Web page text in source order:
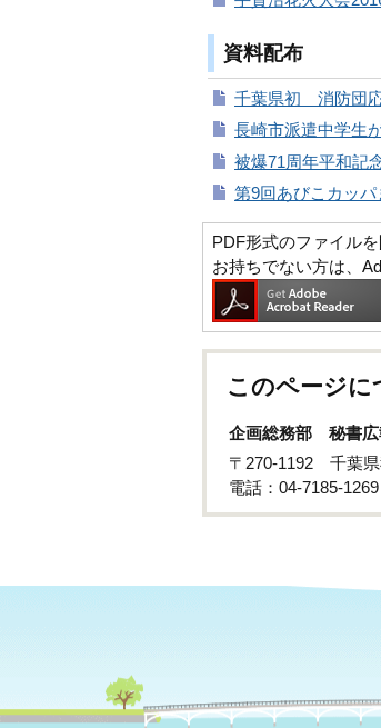
資料配布
千葉県初 消防団応
長崎市派遣中学生
被爆71周年平和記
第9回あびこカッパ
PDF形式のファイル
お持ちでない方は、
このページに
企画総務部 秘書
〒270-1192 千葉県
電話：04-7185-